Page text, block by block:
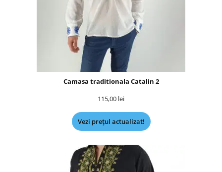
Camasa traditionala Catalin 2
115,00 lei
Vezi prețul actualizat!